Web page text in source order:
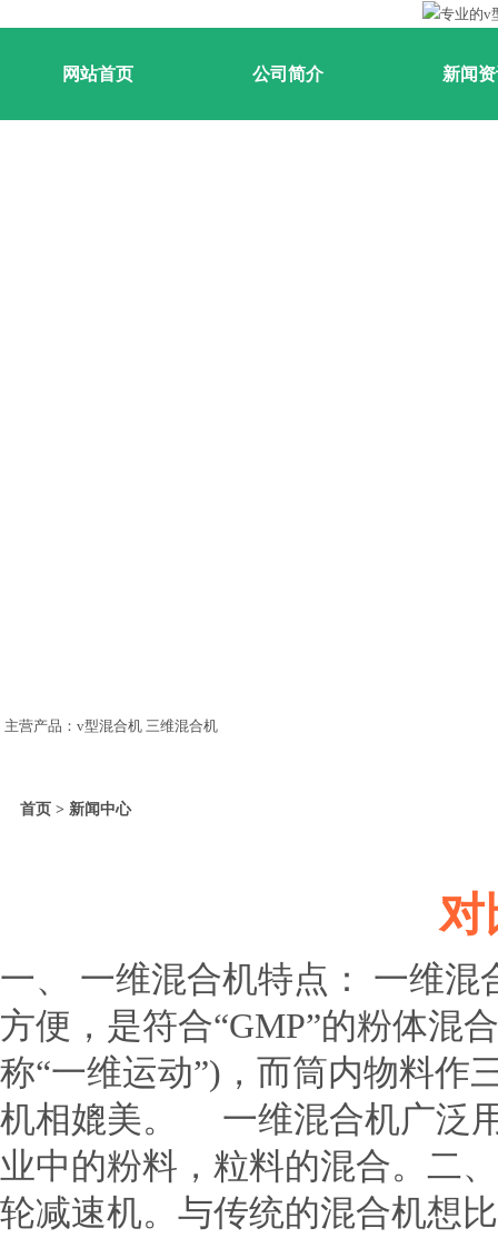
网站首页 公司简介 新闻
主营产品：v型混合机 三维混合机
首页 > 新闻中心
对
一、 一维混合机特点： 一维
方便，是符合“GMP”的粉体混
称“一维运动”)，而筒内物料作
机相媲美。 一维混合机广泛
业中的粉料，粒料的混合。二
轮减速机。与传统的混合机想